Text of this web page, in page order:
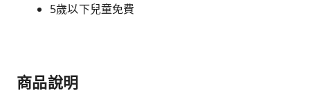
5歲以下兒童免費
商品說明